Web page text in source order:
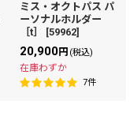
ミス・オクトパス パ
ーソナルホルダー
［t］
[59962]
20,900円 (税込)
在庫わずか
7件